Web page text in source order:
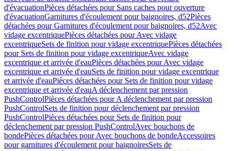
d'évacuationPièces détachées pour Sans caches pour ouverture
d'évacuationGarnitures d'écoulement pour baignoires, d52Pièces
détachées pour Garnitures d'écoulement pour baignoires, d52Avec
vidage excentriquePièces détachées pour Avec vidage
excentriqueSets de finition pour vidage excentriquePièces détachées
pour Sets de finition pour vidage excentriqueAvec vidage
excentrique et arrivée d'eauPièces détachées pour Avec vidage
excentrique et arrivée d'eauSets de finition pour vidage excentrique
et arrivée d'eauPièces détachées pour Sets de finition pour vidage
excentrique et arrivée d'eauA déclenchement par pression
PushControlPièces détachées pour A déclenchement par pression
PushControlSets de finition pour déclenchement par pression
PushControlPièces détachées pour Sets de finition pour
déclenchement par pression PushControlAvec bouchons de
bondePièces détachées pour Avec bouchons de bondeAccessoires
pour garnitures d'écoulement pour baignoiresSets de